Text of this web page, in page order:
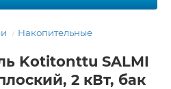
Накопительные
Kotitonttu SALMI
2 кВт, бак